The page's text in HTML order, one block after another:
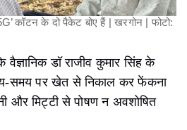
कॉटन के दो पैकेट बोए हैं | खरगोन | फोटो:
वैज्ञानिक डॉ राजीव कुमार सिंह के
समय पर खेत से निकाल कर फेंकना
और मिट्टी से पोषण न अवशोषित